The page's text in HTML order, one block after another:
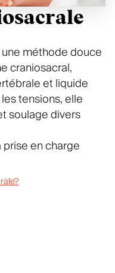
méthode douce
craniosacral,
et liquide
tensions, elle
soulage divers
en charge